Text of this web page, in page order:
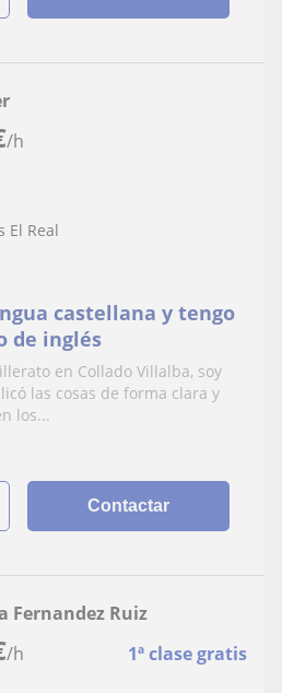
/h
El Real
castellana y tengo
de inglés
en Collado Villalba, soy
las cosas de forma clara y
los...
Contactar
/h 1ª clase gratis
Fernandez Ruiz